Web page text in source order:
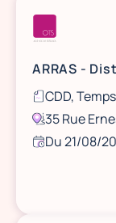
35 Rue
Du 21/08/